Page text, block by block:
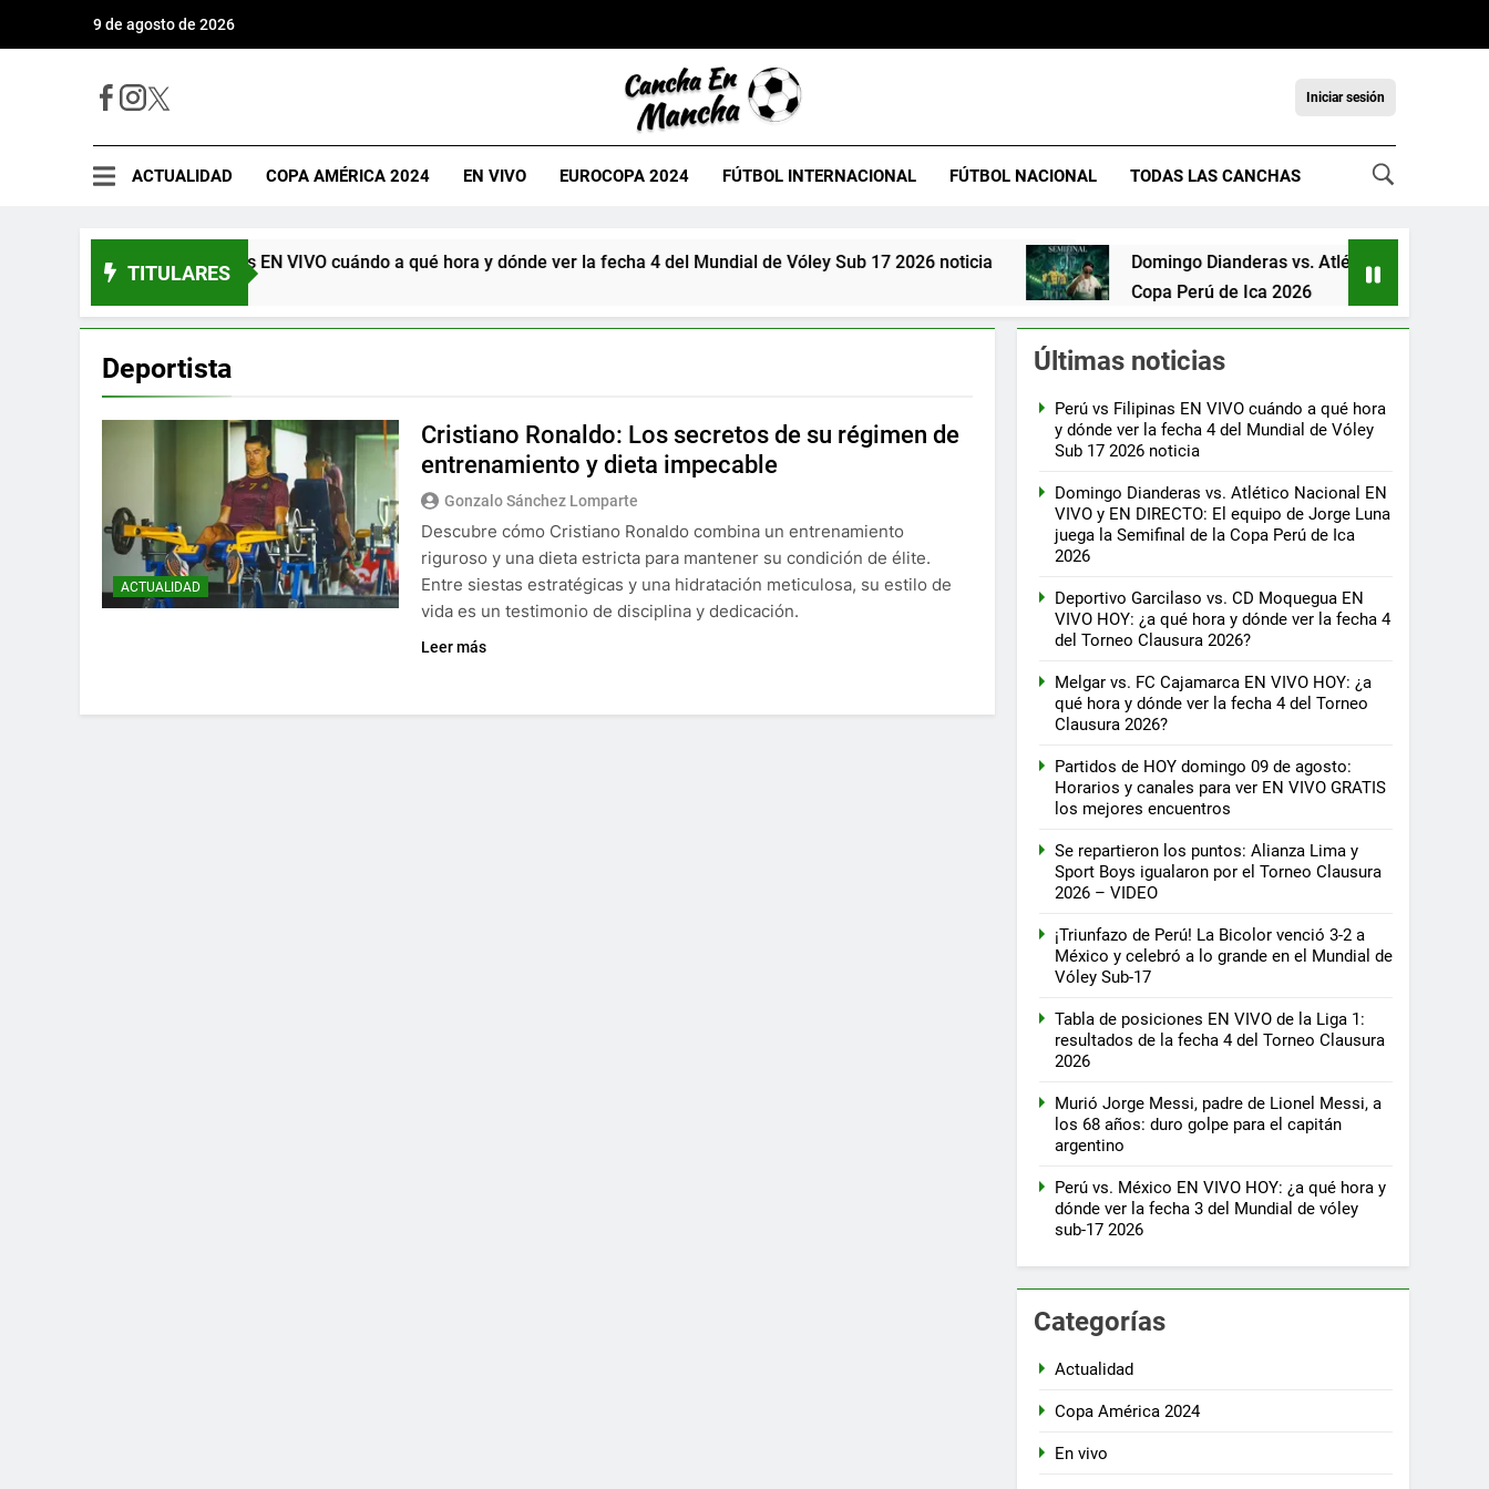
9 de agosto de 2026
Iniciar sesión
ACTUALIDAD COPA AMÉRICA 2024 EN VIVO EUROCOPA 2024 FÚTBOL INTERNACIONAL FÚTBOL NACIONAL TODAS LAS CANCHAS
TITULARES
Perú vs Filipinas EN VIVO cuándo a qué hora y dónde ver la fecha 4 del Mundial de Vóley Sub 17 2026 noticia
hace 12 horas
Domingo Dianderas vs. Atlético Nacional EN
Copa Perú de Ica 2026
hace 12 horas
Deportista
ACTUALIDAD
Cristiano Ronaldo: Los secretos de su régimen de
entrenamiento y dieta impecable
Gonzalo Sánchez Lomparte
Descubre cómo Cristiano Ronaldo combina un entrenamiento
riguroso y una dieta estricta para mantener su condición de élite.
Entre siestas estratégicas y una hidratación meticulosa, su estilo de
vida es un testimonio de disciplina y dedicación.
Leer más
Últimas noticias
Perú vs Filipinas EN VIVO cuándo a qué hora
y dónde ver la fecha 4 del Mundial de Vóley
Sub 17 2026 noticia
Domingo Dianderas vs. Atlético Nacional EN
VIVO y EN DIRECTO: El equipo de Jorge Luna
juega la Semifinal de la Copa Perú de Ica
2026
Deportivo Garcilaso vs. CD Moquegua EN
VIVO HOY: ¿a qué hora y dónde ver la fecha 4
del Torneo Clausura 2026?
Melgar vs. FC Cajamarca EN VIVO HOY: ¿a
qué hora y dónde ver la fecha 4 del Torneo
Clausura 2026?
Partidos de HOY domingo 09 de agosto:
Horarios y canales para ver EN VIVO GRATIS
los mejores encuentros
Se repartieron los puntos: Alianza Lima y
Sport Boys igualaron por el Torneo Clausura
2026 – VIDEO
¡Triunfazo de Perú! La Bicolor venció 3-2 a
México y celebró a lo grande en el Mundial de
Vóley Sub-17
Tabla de posiciones EN VIVO de la Liga 1:
resultados de la fecha 4 del Torneo Clausura
2026
Murió Jorge Messi, padre de Lionel Messi, a
los 68 años: duro golpe para el capitán
argentino
Perú vs. México EN VIVO HOY: ¿a qué hora y
dónde ver la fecha 3 del Mundial de vóley
sub-17 2026
Categorías
Actualidad
Copa América 2024
En vivo